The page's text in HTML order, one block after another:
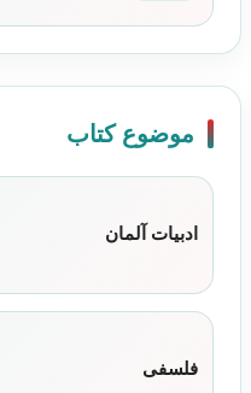
موضوع کتاب
ادبیات آلمان
فلسفی